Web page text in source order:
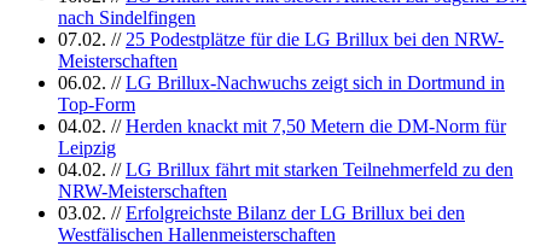
nach Sindelfingen
07.02. // 25 Podestplätze für die LG Brillux bei den NRW-
Meisterschaften
06.02. //LG Brillux-Nachwuchs zeigt sich in Dortmund in
Top-Form
04.02. //Herden knackt mit 7,50 Metern die DM-Norm für
Leipzig
04.02. //LG Brillux fährt mit starken Teilnehmerfeld zu den
NRW-Meisterschaften
03.02. //Erfolgreichste Bilanz der LG Brillux bei den
Westfälischen Hallenmeisterschaften